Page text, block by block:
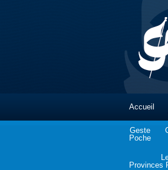
Accueil
Geste
Poche
Provinces